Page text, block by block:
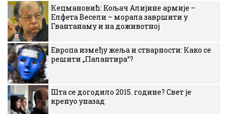
Кецмановић: Кољач Алијине армије –
Елфета Весели – морала завршити у
Гвантанаму и на доживотној
Европа између жеља и стварности: Како се
решити „Палантира“?
Шта се догодило 2015. године? Свет је
кренуо уназад